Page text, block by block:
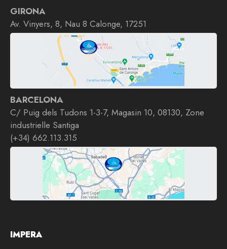
GIRONA
Av. Vinyers, 8, Nau 8 Calonge, 17251
BARCELONA
C/ Puig dels Tudons 1-3-7, Magasin 10, 08130, Zone
industrielle Santiga
(+34) 662.113.315
IMPERA